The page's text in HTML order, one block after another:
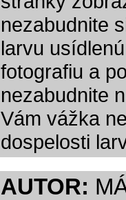
nezabudnite
larvu
fotografiu a
nezabudnite
Vám vážka
dospelosti
AUTOR: